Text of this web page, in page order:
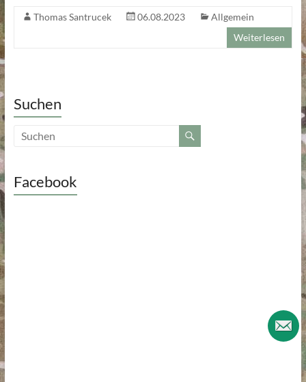
Thomas Santrucek 06.08.2023
Allgemein
Weiterlesen
Suchen
Facebook